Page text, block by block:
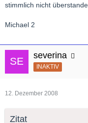
stimmlich nicht
Michael 2
severina
INAKTIV
12. Dezember 2008
Zitat